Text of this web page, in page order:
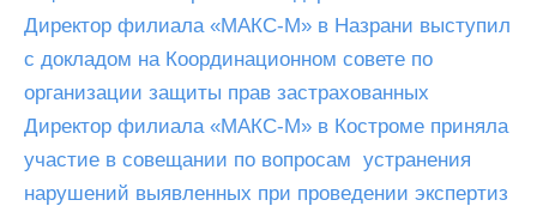
Директор филиала «МАКС-М» в Назрани выступил
с докладом на Координационном совете по
организации защиты прав застрахованных
Директор филиала «МАКС-М» в Костроме приняла
участие в совещании по вопросам устранения
нарушений выявленных при проведении экспертиз